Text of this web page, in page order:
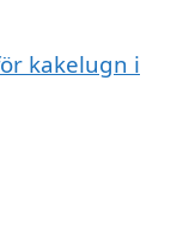
kakelugn i